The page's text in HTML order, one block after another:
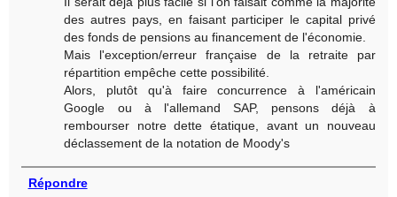
des autres pays, en faisant participer le capital privé
des fonds de pensions au financement de l'économie.
Mais l'exception/erreur française de la retraite par
répartition empêche cette possibilité.
Alors, plutôt qu'à faire concurrence à l'américain
Google ou à l'allemand SAP, pensons déjà à
rembourser notre dette étatique, avant un nouveau
déclassement de la notation de Moody's
Répondre